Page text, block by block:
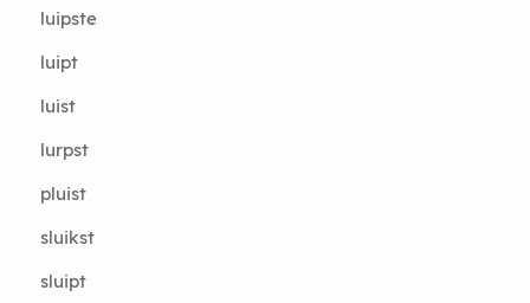
luipste
luipt
luist
lurpst
pluist
sluikst
sluipt